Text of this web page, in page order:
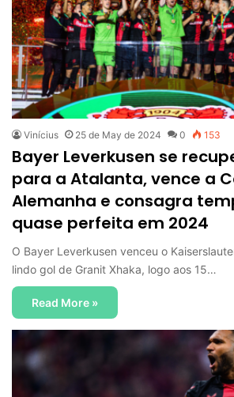
Vinícius 25 de May de 2024 0 153
Bayer Leverkusen se
para a Atalanta, vence a
Alemanha e consagra
quase perfeita em 2024
O Bayer Leverkusen venceu o
lindo gol de Granit Xhaka, logo aos 15…
Read More »